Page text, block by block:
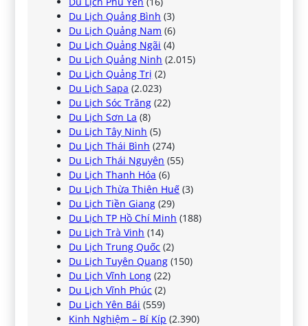
Du Lịch Quảng Bình (3)
Du Lịch Quảng Nam (6)
Du Lịch Quảng Ngãi (4)
Du Lịch Quảng Ninh (2.015)
Du Lịch Quảng Trị (2)
Du Lịch Sapa (2.023)
Du Lịch Sóc Trăng (22)
Du Lịch Sơn La (8)
Du Lịch Tây Ninh (5)
Du Lịch Thái Bình (274)
Du Lịch Thái Nguyên (55)
Du Lịch Thanh Hóa (6)
Du Lịch Thừa Thiên Huế (3)
Du Lịch Tiền Giang (29)
Du Lịch TP Hồ Chí Minh (188)
Du Lịch Trà Vinh (14)
Du Lịch Trung Quốc (2)
Du Lịch Tuyên Quang (150)
Du Lịch Vĩnh Long (22)
Du Lịch Vĩnh Phúc (2)
Du Lịch Yên Bái (559)
Kinh Nghiệm – Bí Kíp (2.390)